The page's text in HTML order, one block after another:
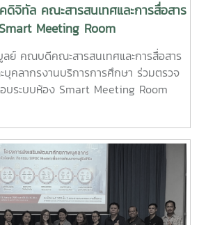
ดิจิทัล คณะสารสนเทศและการสื่อสาร
Meeting Room
ย์ คณบดีคณะสารสนเทศและการสื่อสาร
คลากรงานบริการการศึกษา ร่วมตรวจ
บระบบห้อง Smart Meeting Room
และระบบเชื่อมต่อข้ามห้อง เพื่อการ
งไร้รอยต่อ InC | MJUFacebook
icmaejoWebsite
MJU :www.mju.ac.th